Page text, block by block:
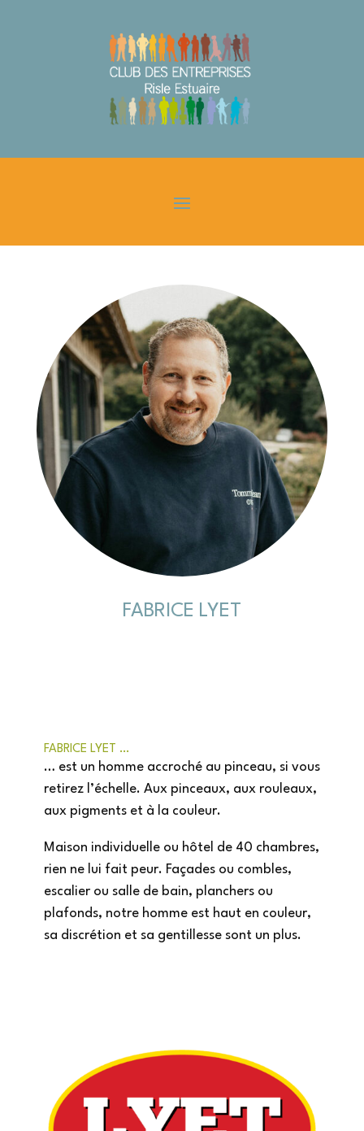
FABRICE LYET
FABRICE LYET …
… est un homme accroché au pinceau, si vous
retirez l’échelle. Aux pinceaux, aux rouleaux,
aux pigments et à la couleur.
Maison individuelle ou hôtel de 40 chambres,
rien ne lui fait peur. Façades ou combles,
escalier ou salle de bain, planchers ou
plafonds, notre homme est haut en couleur,
sa discrétion et sa gentillesse sont un plus.